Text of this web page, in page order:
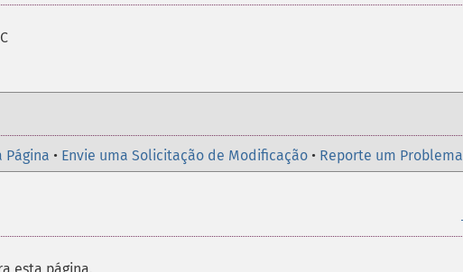
Página • Envie uma Solicitação de Modificação • Reporte um Problema